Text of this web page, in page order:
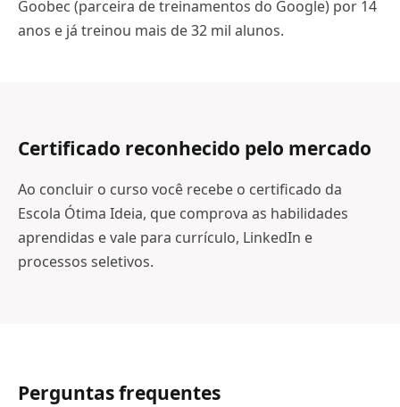
Goobec (parceira de treinamentos do Google) por 14
anos e já treinou mais de 32 mil alunos.
Certificado reconhecido pelo mercado
Ao concluir o curso você recebe o certificado da
Escola Ótima Ideia, que comprova as habilidades
aprendidas e vale para currículo, LinkedIn e
processos seletivos.
Perguntas frequentes